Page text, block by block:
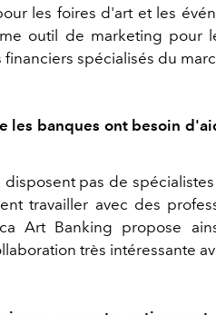
les foires d'art et les
outil de marketing pour
financiers spécialisés du
les banques ont besoin
disposent pas de
travailler avec des
Art Banking propose
très intéressante